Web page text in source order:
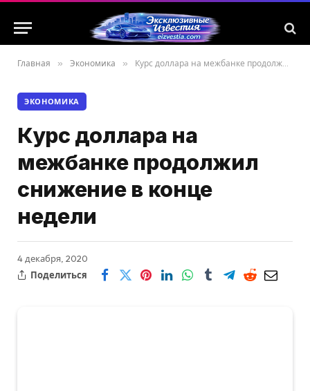
Главная » Экономика » Курс доллара на межбанке продолжил снижение в конце недели
ЭКОНОМИКА
Курс доллара на
межбанке продолжил
снижение в конце
недели
4 декабря, 2020
Поделиться